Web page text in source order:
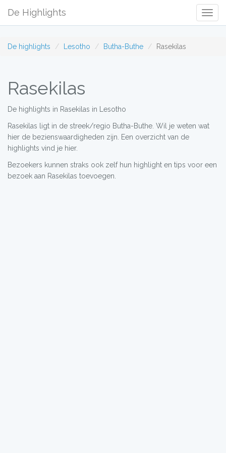
De Highlights
De highlights Lesotho Butha-Buthe Rasekilas
Rasekilas
De highlights in Rasekilas in Lesotho
Rasekilas ligt in de streek/regio Butha-Buthe. Wil je weten wat
hier de bezienswaardigheden zijn. Een overzicht van de
highlights vind je hier.
Bezoekers kunnen straks ook zelf hun highlight en tips voor een
bezoek aan Rasekilas toevoegen.